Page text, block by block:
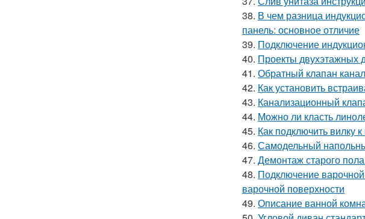
38. В чем разница
панель: основное отличие
39. Подключение
40. Проекты двухэтажных
41. Обратный клапан
42. Как установить
43. Канализационный
44. Можно ли класть
45. Как подключить вилку
46. Самодельный
47. Демонтаж старого
48. Подключение
варочной поверхности
49. Описание ванной